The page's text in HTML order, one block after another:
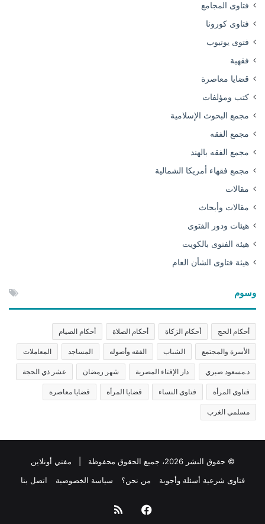
فتاوى المجامع
فتاوى كورونا
فتوى يوتيوب
فقهية
قضايا معاصرة
كتب ومؤلفات
مجمع البحوث الإسلامية
مجمع الفقه
مجمع الفقه بالهند
مجمع فقهاء أمريكا الشمالية
مقالات
مقالات وأبحاث
هيئات ودور الفتوى
هيئة الفتوى بالكويت
هيئة فتاوى الشأن العام
وسوم
أحكام الحج أحكام الزكاة أحكام الصلاة أحكام الصيام
الأسرة والمجتمع الشباب الفقه وأصوله المساجد المعاملات
د.مسعود صبري دار الإفتاء المصرية شهر رمضان عشر ذي الحجة
فتاوى المرأة فتاوى النساء قضايا المرأة قضايا معاصرة
مسلمي الغرب
© حقوق النشر 2026، جميع الحقوق محفوظة | مفتي أونلاين
فتاوى شرعية أسئلة وأجوبة
من نحن؟ سياسة الخصوصية اتصل بنا
فيسبوك